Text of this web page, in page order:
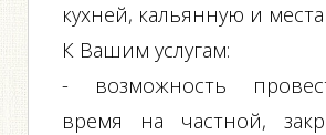
кухней, кальянную и
К Вашим услугам:
- возможность
время на частной,